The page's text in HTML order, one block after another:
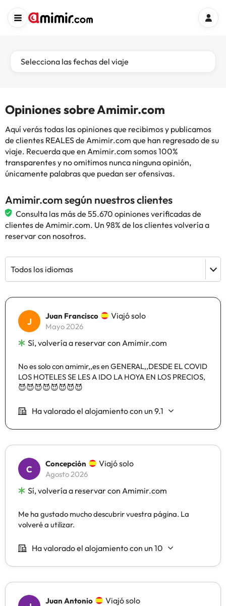
Selecciona las fechas del viaje
Opiniones sobre Amimir.com
Aquí verás todas las opiniones que recibimos y publicamos
de clientes REALES de Amimir.com que han regresado de su
viaje. Recuerda que en Amimir.com somos 100%
transparentes y no omitimos nunca ninguna opinión,
únicamente palabras que puedan ser ofensivas.
Amimir.com según nuestros clientes
Consulta las más de 55.670 opiniones verificadas de
clientes de Amimir.com. Un 98% de los clientes volvería a
reservar con nosotros.